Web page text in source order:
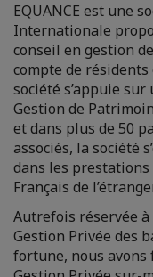
EQUANCE est une
Internationale
conseil en gestion
compte de
société s’appuie
Gestion de
et dans plus de 50
associés, la société
dans les prestations
Français de
Autrefois réservée
Gestion Privée des
fortune, nous avons